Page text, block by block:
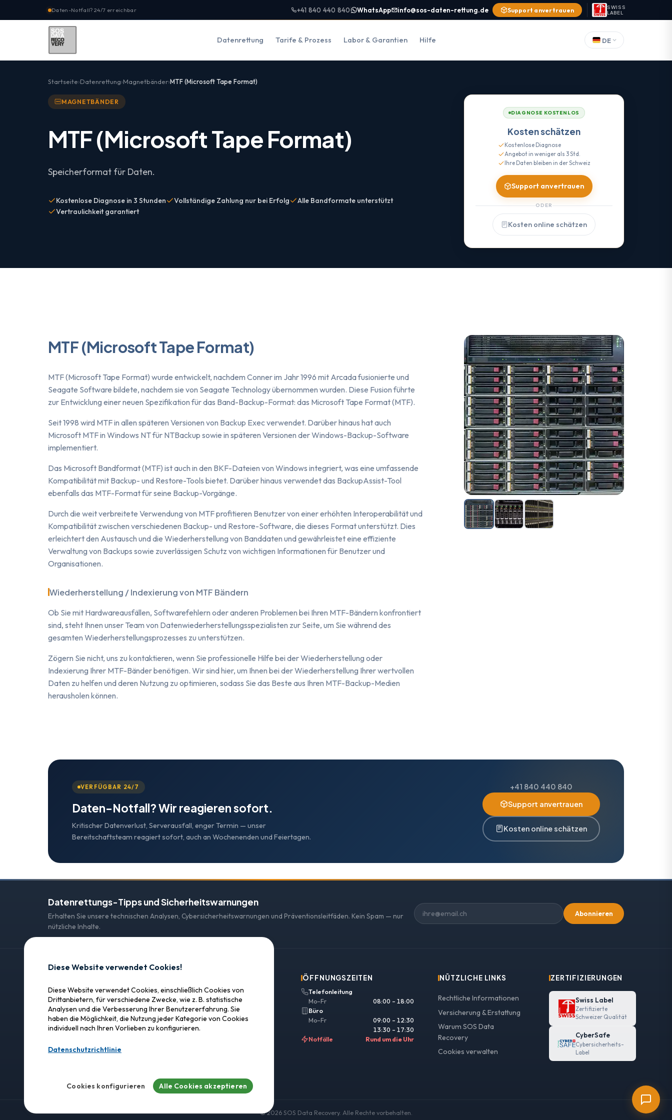
Daten-Notfall? 24/7 erreichbar +41 840 440 840 WhatsApp info@sos-daten-rettung.de Support anvertrauen
SWISS
LABEL
Datenrettung Tarife & Prozess Labor & Garantien Hilfe DE
Startseite Datenrettung Magnetbänder MTF (Microsoft Tape Format)
MAGNETBÄNDER
MTF (Microsoft Tape Format)
Speicherformat für Daten.
Kostenlose Diagnose in 3 Stunden Vollständige Zahlung nur bei Erfolg
Alle Bandformate unterstützt
Vertraulichkeit garantiert
DIAGNOSE KOSTENLOS
Kosten schätzen
Kostenlose Diagnose
Angebot in weniger als 3 Std.
Ihre Daten bleiben in der Schweiz
Support anvertrauen
ODER
Kosten online schätzen
MTF (Microsoft Tape Format)
MTF (Microsoft Tape Format) wurde entwickelt, nachdem Conner im Jahr 1996 mit Arcada fusionierte und
Seagate Software bildete, nachdem sie von Seagate Technology übernommen wurden. Diese Fusion führte
zur Entwicklung einer neuen Spezifikation für das Band-Backup-Format: das Microsoft Tape Format (MTF).
Seit 1998 wird MTF in allen späteren Versionen von Backup Exec verwendet. Darüber hinaus hat auch
Microsoft MTF in Windows NT für NTBackup sowie in späteren Versionen der Windows-Backup-Software
implementiert.
Das Microsoft Bandformat (MTF) ist auch in den BKF-Dateien von Windows integriert, was eine umfassende
Kompatibilität mit Backup- und Restore-Tools bietet. Darüber hinaus verwendet das BackupAssist-Tool
ebenfalls das MTF-Format für seine Backup-Vorgänge.
Durch die weit verbreitete Verwendung von MTF profitieren Benutzer von einer erhöhten Interoperabilität und
Kompatibilität zwischen verschiedenen Backup- und Restore-Software, die dieses Format unterstützt. Dies
erleichtert den Austausch und die Wiederherstellung von Banddaten und gewährleistet eine effiziente
Verwaltung von Backups sowie zuverlässigen Schutz von wichtigen Informationen für Benutzer und
Organisationen.
Wiederherstellung / Indexierung von MTF Bändern
Ob Sie mit Hardwareausfällen, Softwarefehlern oder anderen Problemen bei Ihren MTF-Bändern konfrontiert
sind, steht Ihnen unser Team von Datenwiederherstellungsspezialisten zur Seite, um Sie während des
gesamten Wiederherstellungsprozesses zu unterstützen.
Zögern Sie nicht, uns zu kontaktieren, wenn Sie professionelle Hilfe bei der Wiederherstellung oder
Indexierung Ihrer MTF-Bänder benötigen. Wir sind hier, um Ihnen bei der Wiederherstellung Ihrer wertvollen
Daten zu helfen und deren Nutzung zu optimieren, sodass Sie das Beste aus Ihren MTF-Backup-Medien
herausholen können.
VERFÜGBAR 24/7
Daten-Notfall? Wir reagieren sofort.
Kritischer Datenverlust, Serverausfall, enger Termin — unser
Bereitschaftsteam reagiert sofort, auch an Wochenenden und Feiertagen.
+41 840 440 840
Support anvertrauen
Kosten online schätzen
Datenrettungs-Tipps und Sicherheitswarnungen
Erhalten Sie unsere technischen Analysen, Cybersicherheitswarnungen und Präventionsleitfäden. Kein Spam — nur
nützliche Inhalte.
Abonnieren
SOS Data Recovery
Professionelle Datenrettung in
der Schweiz. Vertrauen,
Präzision, Ergebnisse.
SOS Data Recovery
Lagerhausstrasse 25
3232 Ins (Anet)
ÖFFNUNGSZEITEN
Telefonleitung
Mo–Fr
08:00 – 18:00
Büro
Mo–Fr
09:00 – 12:30
13:30 – 17:30
Notfälle
Rund um die Uhr
NÜTZLICHE LINKS
Rechtliche Informationen
Versicherung & Erstattung
Warum SOS Data
Recovery
Cookies verwalten
ZERTIFIZIERUNGEN
Swiss Label
Zertifizierte
Schweizer Qualität
CyberSafe
Cybersicherheits-
Label
© 2026 SOS Data Recovery. Alle Rechte vorbehalten.
Diese Website verwendet Cookies!
Diese Website verwendet Cookies, einschließlich Cookies von
Drittanbietern, für verschiedene Zwecke, wie z. B. statistische
Analysen und die Verbesserung Ihrer Benutzererfahrung. Sie
haben die Möglichkeit, die Nutzung jeder Kategorie von Cookies
individuell nach Ihren Vorlieben zu konfigurieren.
Datenschutzrichtlinie
Cookies konfigurieren Alle Cookies akzeptieren